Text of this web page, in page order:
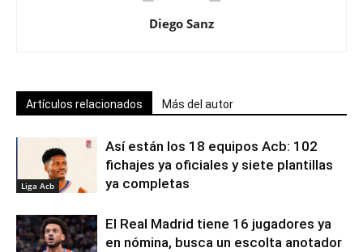
Diego Sanz
Artículos relacionados Más del autor
Liga Acb
Así están los 18 equipos Acb: 102
fichajes ya oficiales y siete plantillas
ya completas
El Real Madrid tiene 16 jugadores ya
en nómina, busca un escolta anotador